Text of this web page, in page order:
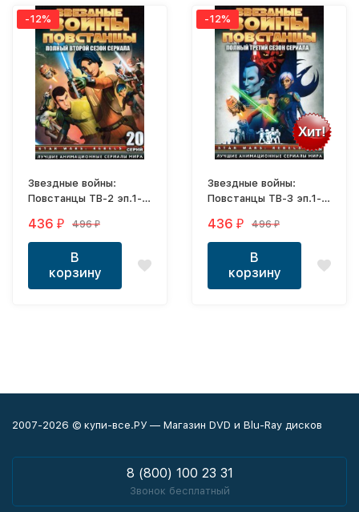
-12%
Звездные войны:
Повстанцы ТВ-2 эп.1-
Rebels 2016
436 ₽ 496₽
В
корзину
Хит!
-12%
Звездные войны:
Повстанцы ТВ-3 эп.1-
Rebels 2017
436 ₽ 496₽
В
корзину
2007-2026 © купи-все.РУ — Магазин DVD и Blu-Ray дисков
8 (800) 100 23 31
Звонок бесплатный